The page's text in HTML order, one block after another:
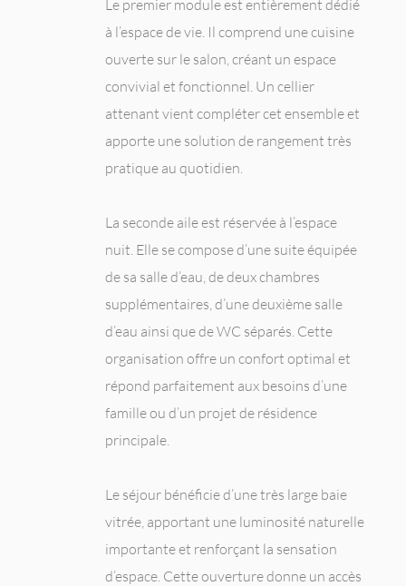
Le premier module est entièrement dédié
à l’espace de vie. Il comprend une cuisine
ouverte sur le salon, créant un espace
convivial et fonctionnel. Un cellier
attenant vient compléter cet ensemble et
apporte une solution de rangement très
pratique au quotidien.
La seconde aile est réservée à l’espace
nuit. Elle se compose d’une suite équipée
de sa salle d’eau, de deux chambres
supplémentaires, d’une deuxième salle
d’eau ainsi que de WC séparés. Cette
organisation offre un confort optimal et
répond parfaitement aux besoins d’une
famille ou d’un projet de résidence
principale.
Le séjour bénéficie d’une très large baie
vitrée, apportant une luminosité naturelle
importante et renforçant la sensation
d’espace. Cette ouverture donne un accès